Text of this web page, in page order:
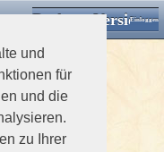
und
für
und die
zu Ihrer
Desktop VersionEinloggen